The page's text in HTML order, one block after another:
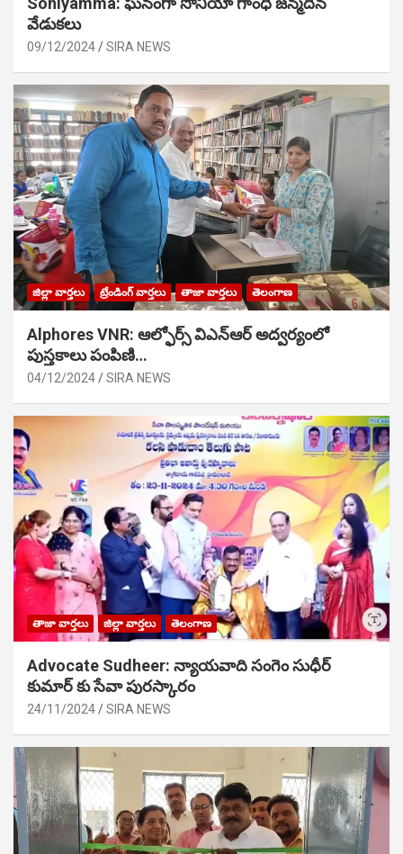
వేడుక‌లు
09/12/2024 SIRA NEWS
జిల్లా వార్తలు ట్రేండింగ్ వార్తలు తాజా వార్తలు తెలంగాణ
Alphores VNR: ఆల్ఫోర్స్ విఎన్ఆర్ అద్వర్యంలో
పుస్తకాలు పంపిణి…
04/12/2024 SIRA NEWS
తాజా వార్తలు జిల్లా వార్తలు తెలంగాణ
Advocate Sudheer: న్యాయవాది సంగెం సుధీర్
కుమార్ కు సేవా పురస్కారం
24/11/2024 SIRA NEWS